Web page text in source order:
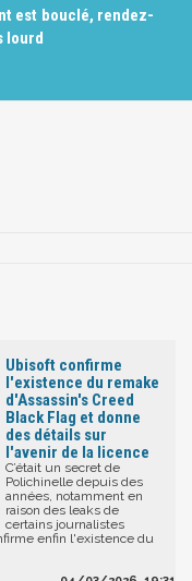
est bouclé, rendez-
lourd
Ubisoft confirme
l'existence du remake
d'Assassin's Creed
Black Flag et donne
des détails sur
l'avenir de la licence
C’était un secret de
Polichinelle depuis des
années, notamment en
raison des leaks de
certains journalistes
enfin l'existence du